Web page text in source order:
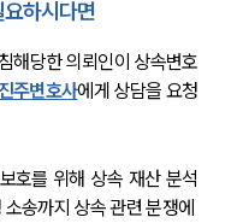
하시다면
해당한 의뢰인이 상속변호
주변호사에게 상담을 요청
호를 위해 상속 재산 분석
송까지 상속 관련 분쟁에